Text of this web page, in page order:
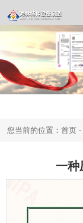
您当前的位置：首页 -
一种